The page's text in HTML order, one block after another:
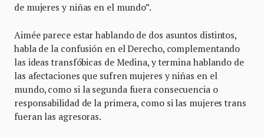
de mujeres y niñas en el mundo”.
Aimée parece estar hablando de dos asuntos distintos,
habla de la confusión en el Derecho, complementando
las ideas transfóbicas de Medina, y termina hablando de
las afectaciones que sufren mujeres y niñas en el
mundo, como si la segunda fuera consecuencia o
responsabilidad de la primera, como si las mujeres trans
fueran las agresoras.